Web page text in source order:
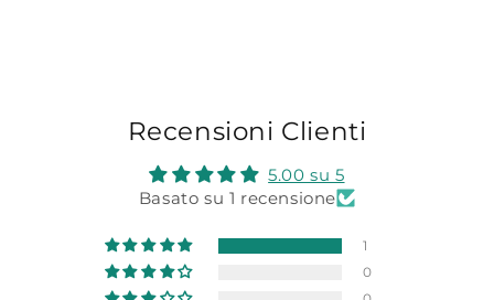
Recensioni Clienti
5.00 su 5
Basato su 1 recensione
1
0